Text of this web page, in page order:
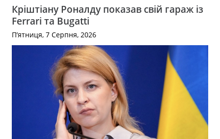
Кріштіану Роналду показав свій гараж із
Ferrari та Bugatti
П’ятниця, 7 Серпня, 2026